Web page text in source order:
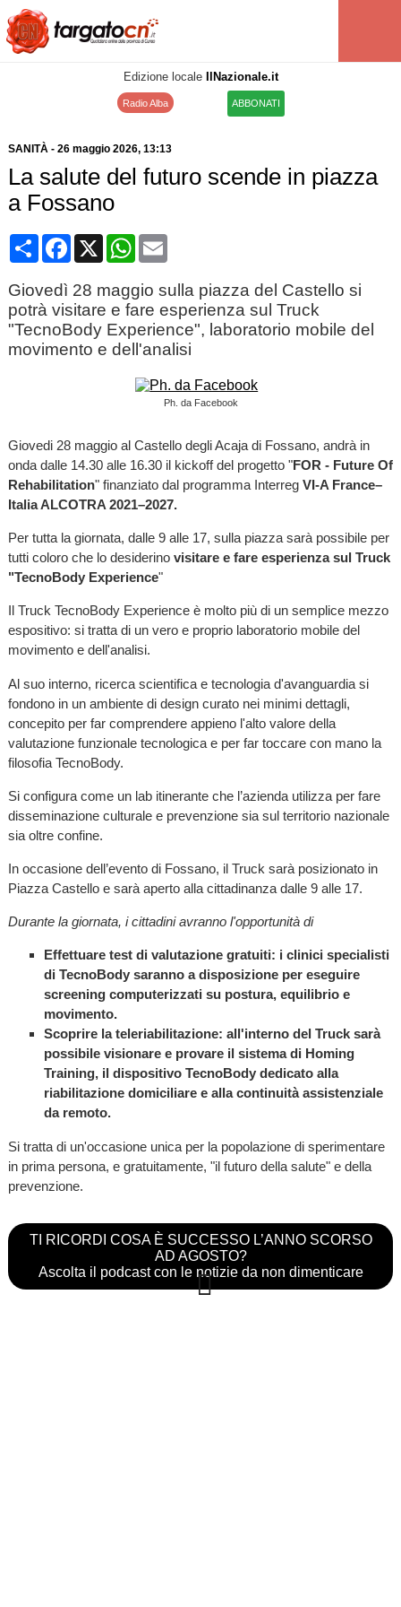
Edizione locale IlNazionale.it
Radio Alba ABBONATI
SANITÀ- 26 maggio 2026, 13:13
La salute del futuro scende in piazza
a Fossano
CondividiFacebook
X WhatsApp
Email
Giovedì 28 maggio sulla piazza del Castello si
potrà visitare e fare esperienza sul Truck
"TecnoBody Experience", laboratorio mobile del
movimento e dell'analisi
Ph. da Facebook
Giovedi 28 maggio al Castello degli Acaja di Fossano, andrà in
onda dalle 14.30 alle 16.30 il kickoff del progetto "FOR - Future Of
Rehabilitation" finanziato dal programma Interreg VI-A France–
Italia ALCOTRA 2021–2027.
Per tutta la giornata, dalle 9 alle 17, sulla piazza sarà possibile per
tutti coloro che lo desiderino visitare e fare esperienza sul Truck
"TecnoBody Experience"
Il Truck TecnoBody Experience è molto più di un semplice mezzo
espositivo: si tratta di un vero e proprio laboratorio mobile del
movimento e dell'analisi.
Al suo interno, ricerca scientifica e tecnologia d'avanguardia si
fondono in un ambiente di design curato nei minimi dettagli,
concepito per far comprendere appieno l'alto valore della
valutazione funzionale tecnologica e per far toccare con mano la
filosofia TecnoBody.
Si configura come un lab itinerante che l’azienda utilizza per fare
disseminazione culturale e prevenzione sia sul territorio nazionale
sia oltre confine.
In occasione dell’evento di Fossano, il Truck sarà posizionato in
Piazza Castello e sarà aperto alla cittadinanza dalle 9 alle 17.
Durante la giornata, i cittadini avranno l'opportunità di
Effettuare test di valutazione gratuiti: i clinici specialisti
di TecnoBody saranno a disposizione per eseguire
screening computerizzati su postura, equilibrio e
movimento.
Scoprire la teleriabilitazione: all'interno del Truck sarà
possibile visionare e provare il sistema di Homing
Training, il dispositivo TecnoBody dedicato alla
riabilitazione domiciliare e alla continuità assistenziale
da remoto.
Si tratta di un'occasione unica per la popolazione di sperimentare
in prima persona, e gratuitamente, "il futuro della salute" e della
prevenzione.
TI RICORDI COSA È SUCCESSO L’ANNO SCORSO
AD AGOSTO?
Ascolta il podcast con le notizie da non dimenticare